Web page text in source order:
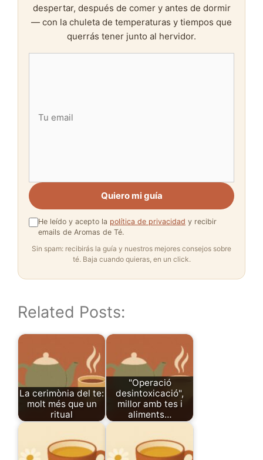
despertar, después de comer y antes de dormir
— con la chuleta de temperaturas y tiempos que
querrás tener junto al hervidor.
Quiero mi guía
He leído y acepto la política de privacidad y recibir
emails de Aromas de Té.
Sin spam: recibirás la guía y nuestros mejores consejos sobre
té. Baja cuando quieras, en un click.
Related Posts:
La cerimònia del te:
molt més que un
ritual
"Operació
desintoxicació",
millor amb tes i
aliments…